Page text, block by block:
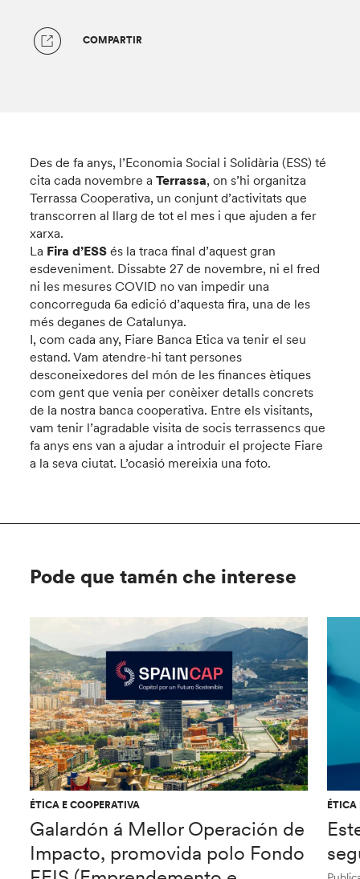
COMPARTIR
Des de fa anys, l’Economia Social i Solidària (ESS) té
cita cada novembre aTerrassa, on s’hi organitza
Terrassa Cooperativa, un conjunt d’activitats que
transcorren al llarg de tot el mes i que ajuden a fer
xarxa.
La Fira d’ESS és la traca final d’aquest gran
esdeveniment. Dissabte 27 de novembre, ni el fred
ni les mesures COVID no van impedir una
concorreguda 6a edició d’aquesta fira, una de les
més deganes de Catalunya.
I, com cada any, Fiare Banca Etica va tenir el seu
estand. Vam atendre-hi tant persones
desconeixedores del món de les finances ètiques
com gent que venia per conèixer detalls concrets
de la nostra banca cooperativa. Entre els visitants,
vam tenir l’agradable visita de socis terrassencs que
fa anys ens van a ajudar a introduir el projecte Fiare
a la seva ciutat. L’ocasió mereixia una foto.
Pode que tamén che interese
ÉTICA E COOPERATIVA
Galardón á Mellor Operación de
Impacto, promovida polo Fondo
ÉTICA